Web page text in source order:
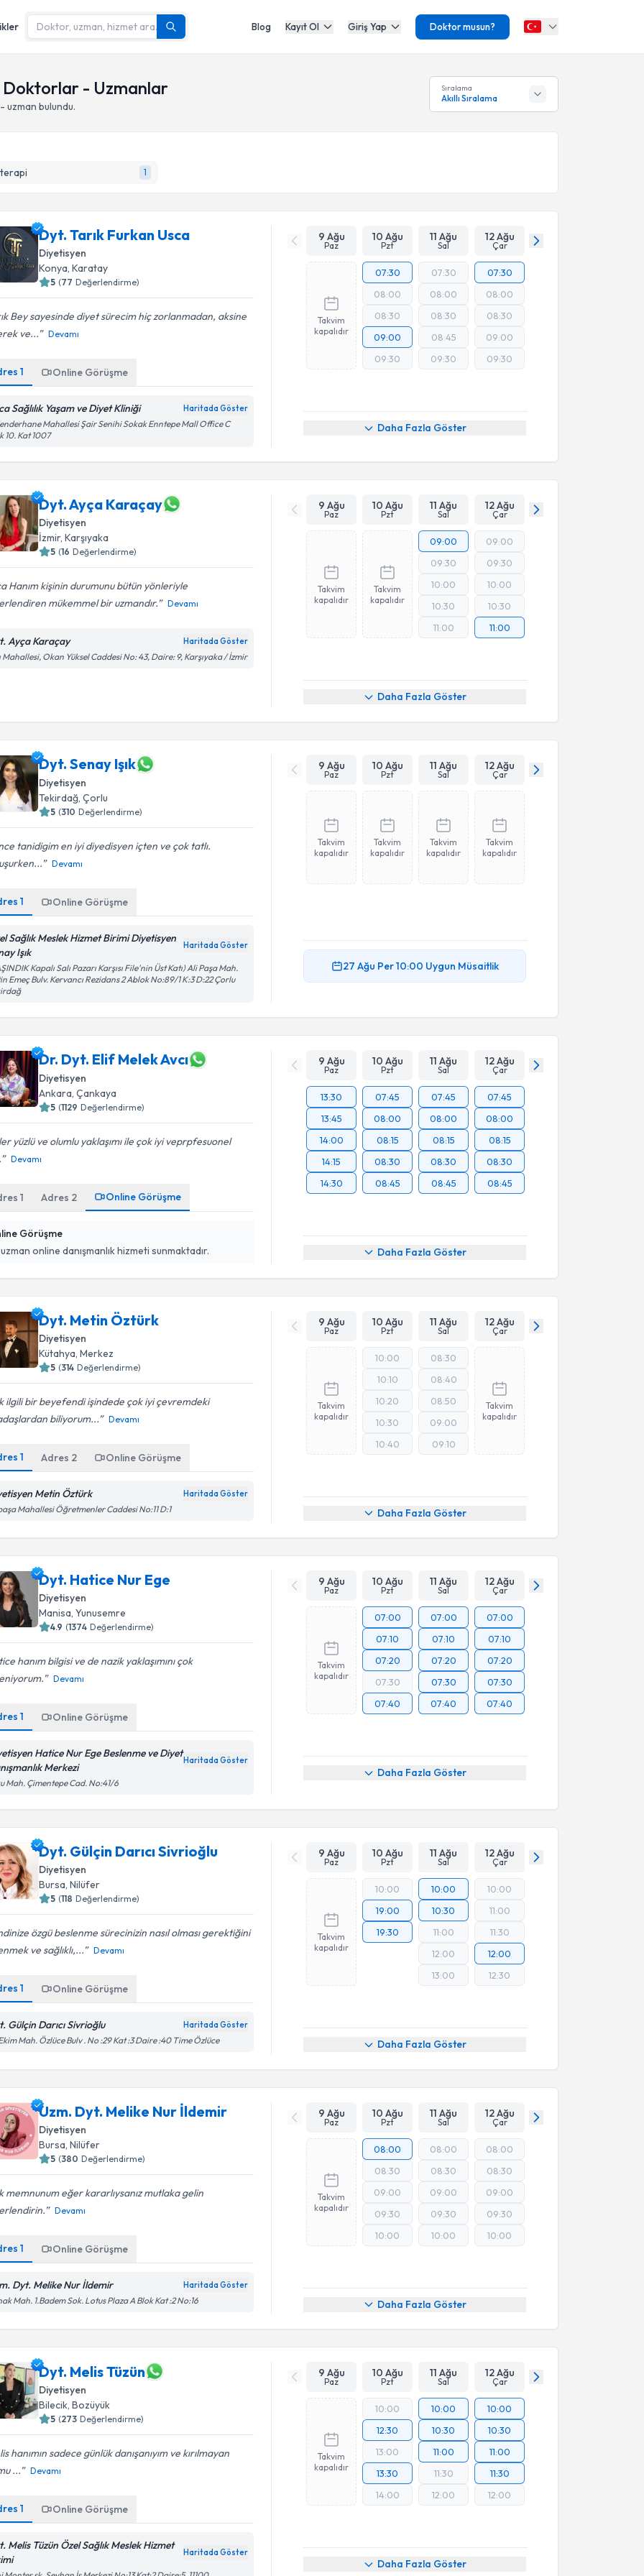
Blog Kayıt Ol Giriş Yap Doktor musun?
Doktorlar - Uzmanlar
uzman bulundu.
Sıralama
Akıllı Sıralama
1
Dyt. Tarık Furkan Usca
Diyetisyen
Konya,Karatay
5 (77 Değerlendirme)
Bey sayesinde diyet sürecim hiç zorlanmadan, aksine
ve...
Devamı
1 Online Görüşme
Sağlılık Yaşam ve Diyet Kliniği Haritada Göster
Mahallesi Şair Senihi Sokak Enntepe Mall Office C
10. Kat 1007
9 Ağu
Paz
10 Ağu
Pzt
11 Ağu
Sal
12 Ağu
Çar
Takvim
kapalıdır
07:30
08:00
08:30
09:00
09:30
07:30
08:00
08:30
08:45
09:30
07:30
08:00
08:30
09:00
09:30
Daha Fazla Göster
Dyt. Ayça Karaçay
Diyetisyen
İzmir,Karşıyaka
5 (16 Değerlendirme)
Hanım kişinin durumunu bütün yönleriyle
mükemmel bir uzmandır.
Devamı
Ayça Karaçay Haritada Göster
Mahallesi, Okan Yüksel Caddesi No: 43, Daire: 9, Karşıyaka / İzmir
9 Ağu
Paz
10 Ağu
Pzt
11 Ağu
Sal
12 Ağu
Çar
Takvim
kapalıdır
Takvim
kapalıdır
09:00
09:30
10:00
10:30
11:00
09:00
09:30
10:00
10:30
11:00
Daha Fazla Göster
Dyt. Senay Işık
Diyetisyen
Tekirdağ ,Çorlu
5 (310 Değerlendirme)
tanidigim en iyi diyedisyen içten ve çok tatlı.
Devamı
1 Online Görüşme
Sağlık Meslek Hizmet Birimi Diyetisyen
Işık
Haritada Göster
Kapalı Salı Pazarı Karşısı File'nin Üst Katı) Ali Paşa Mah.
Emeç Bulv. Kervancı Rezidans 2 Ablok No:89/1 K:3 D:22 Çorlu
9 Ağu
Paz
10 Ağu
Pzt
11 Ağu
Sal
12 Ağu
Çar
Takvim
kapalıdır
Takvim
kapalıdır
Takvim
kapalıdır
Takvim
kapalıdır
27 Ağu Per10:00 Uygun Müsaitlik
Dr. Dyt. Elif Melek Avcı
Diyetisyen
Ankara ,Çankaya
5 (1129 Değerlendirme)
yüzlü ve olumlu yaklaşımı ile çok iyi veprpfesuonel
Devamı
1 Adres 2 Online Görüşme
Görüşme
online danışmanlık hizmeti sunmaktadır.
9 Ağu
Paz
10 Ağu
Pzt
11 Ağu
Sal
12 Ağu
Çar
13:30
13:45
14:00
14:15
14:30
07:45
08:00
08:15
08:30
08:45
07:45
08:00
08:15
08:30
08:45
07:45
08:00
08:15
08:30
08:45
Daha Fazla Göster
Dyt. Metin Öztürk
Diyetisyen
Kütahya ,Merkez
5 (314 Değerlendirme)
ilgili bir beyefendi işindede çok iyi çevremdeki
biliyorum...
Devamı
1 Adres 2 Online Görüşme
Metin Öztürk Haritada Göster
Mahallesi Öğretmenler Caddesi No:11 D:1
9 Ağu
Paz
10 Ağu
Pzt
11 Ağu
Sal
12 Ağu
Çar
Takvim
kapalıdır
10:00
10:10
10:20
10:30
10:40
08:30
08:40
08:50
09:00
09:10
Takvim
kapalıdır
Daha Fazla Göster
Dyt. Hatice Nur Ege
Diyetisyen
Manisa,Yunusemre
4.9 (1374 Değerlendirme)
hanım bilgisi ve de nazik yaklaşımını çok
Devamı
1 Online Görüşme
Hatice Nur Ege Beslenme ve Diyet
Merkezi
Haritada Göster
Mah. Çimentepe Cad. No:41/6
9 Ağu
Paz
10 Ağu
Pzt
11 Ağu
Sal
12 Ağu
Çar
Takvim
kapalıdır
07:00
07:10
07:20
07:30
07:40
07:00
07:10
07:20
07:30
07:40
07:00
07:10
07:20
07:30
07:40
Daha Fazla Göster
Dyt. Gülçin Darıcı Sivrioğlu
Diyetisyen
Bursa,Nilüfer
5 (118 Değerlendirme)
özgü beslenme sürecinizin nasıl olması gerektiğini
ve sağlıklı,...
Devamı
1 Online Görüşme
Gülçin Darıcı Sivrioğlu Haritada Göster
Mah. Özlüce Bulv . No :29 Kat :3 Daire :40 Time Özlüce
9 Ağu
Paz
10 Ağu
Pzt
11 Ağu
Sal
12 Ağu
Çar
Takvim
kapalıdır
10:00
19:00
19:30
10:00
10:30
11:00
12:00
13:00
10:00
11:00
11:30
12:00
12:30
Daha Fazla Göster
Uzm. Dyt. Melike Nur İldemir
Diyetisyen
Bursa ,Nilüfer
5 (380 Değerlendirme)
memnunum eğer kararlıysanız mutlaka gelin
Devamı
1 Online Görüşme
Dyt. Melike Nur İldemir Haritada Göster
Mah. 1.Badem Sok. Lotus Plaza A Blok Kat :2 No:16
9 Ağu
Paz
10 Ağu
Pzt
11 Ağu
Sal
12 Ağu
Çar
Takvim
kapalıdır
08:00
08:30
09:00
09:30
10:00
08:00
08:30
09:00
09:30
10:00
08:00
08:30
09:00
09:30
10:00
Daha Fazla Göster
Dyt. Melis Tüzün
Diyetisyen
Bilecik,Bozüyük
5 (273 Değerlendirme)
hanımın sadece günlük danışanıyım ve kırılmayan
...
Devamı
1 Online Görüşme
Melis Tüzün Özel Sağlık Meslek Hizmet
Haritada Göster
9 Ağu
Paz
10 Ağu
Pzt
11 Ağu
Sal
12 Ağu
Çar
Takvim
kapalıdır
10:00
12:30
13:00
13:30
14:00
10:00
10:30
11:00
11:30
12:00
10:00
10:30
11:00
11:30
12:00
Daha Fazla Göster